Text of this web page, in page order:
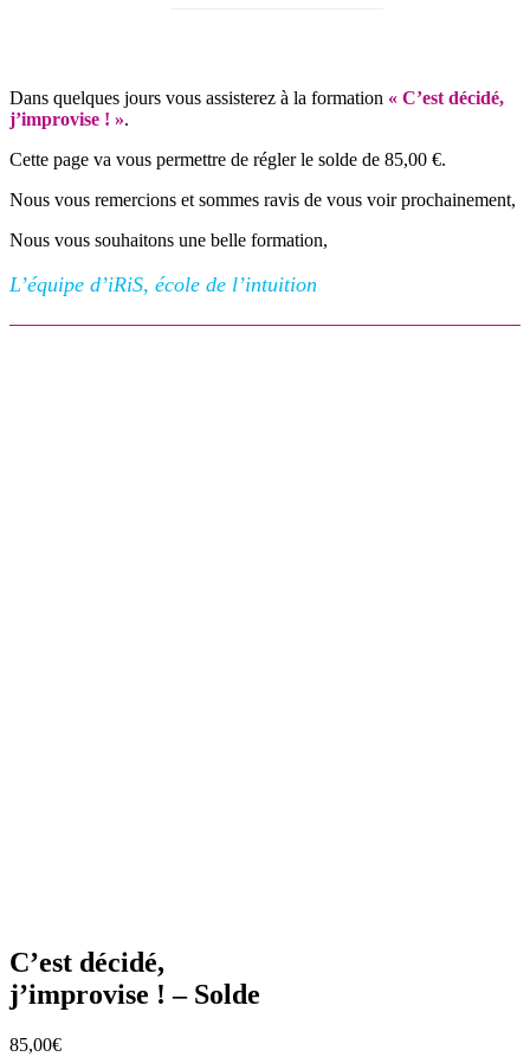
Dans quelques jours vous assisterez à la formation « C’est décidé,
j’improvise ! ».
Cette page va vous permettre de régler le solde de 85,00 €.
Nous vous remercions et sommes ravis de vous voir prochainement,
Nous vous souhaitons une belle formation,
L’équipe d’iRiS, école de l’intuition
C’est décidé,
j’improvise ! – Solde
85,00€